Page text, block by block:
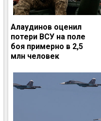
Алаудинов оценил
потери ВСУ на поле
боя примерно в 2,5
млн человек